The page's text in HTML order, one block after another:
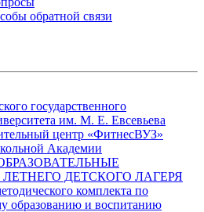
обратной связи
государственного
им. М. Е. Евсевьева
центр «ФитнесВУЗ»
Академии
ДЕТСКОГО ЛАГЕРЯ
комплекта по
образованию и воспитанию